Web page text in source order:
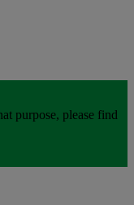
purpose, please find